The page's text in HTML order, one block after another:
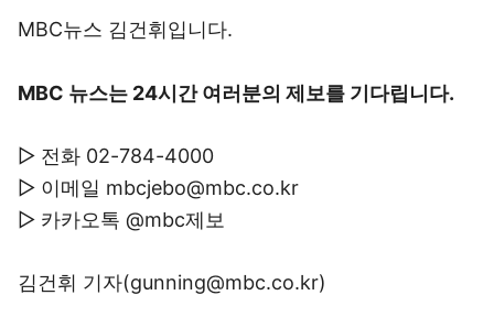
MBC뉴스 김건휘입니다.
MBC 뉴스는 24시간 여러분의 제보를 기다립니다.
▷ 전화 02-784-4000
▷ 이메일 mbcjebo@mbc.co.kr
▷ 카카오톡 @mbc제보
김건휘 기자(gunning@mbc.co.kr)